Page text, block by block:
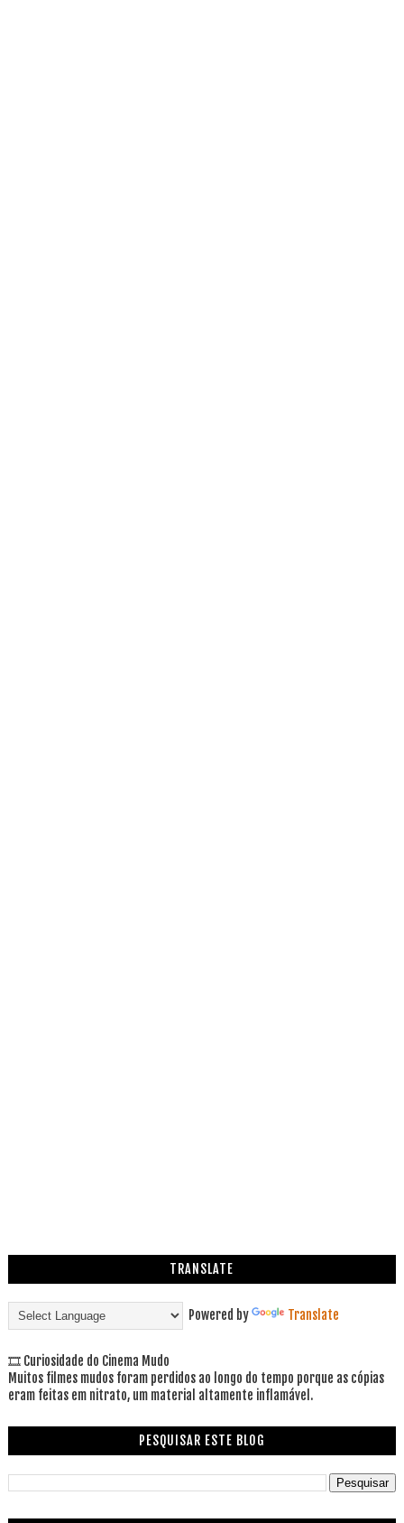
TRANSLATE
Powered by Translate
🎞 Curiosidade do Cinema Mudo
Muitos filmes mudos foram perdidos ao longo do tempo porque as cópias
eram feitas em nitrato, um material altamente inflamável.
PESQUISAR ESTE BLOG